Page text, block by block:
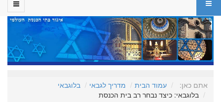
אתם כאן: עמוד הבית מדריך לגבאי
בלוגבאי
בלוגבאי: כיצד נבחר רב בית הכנסת